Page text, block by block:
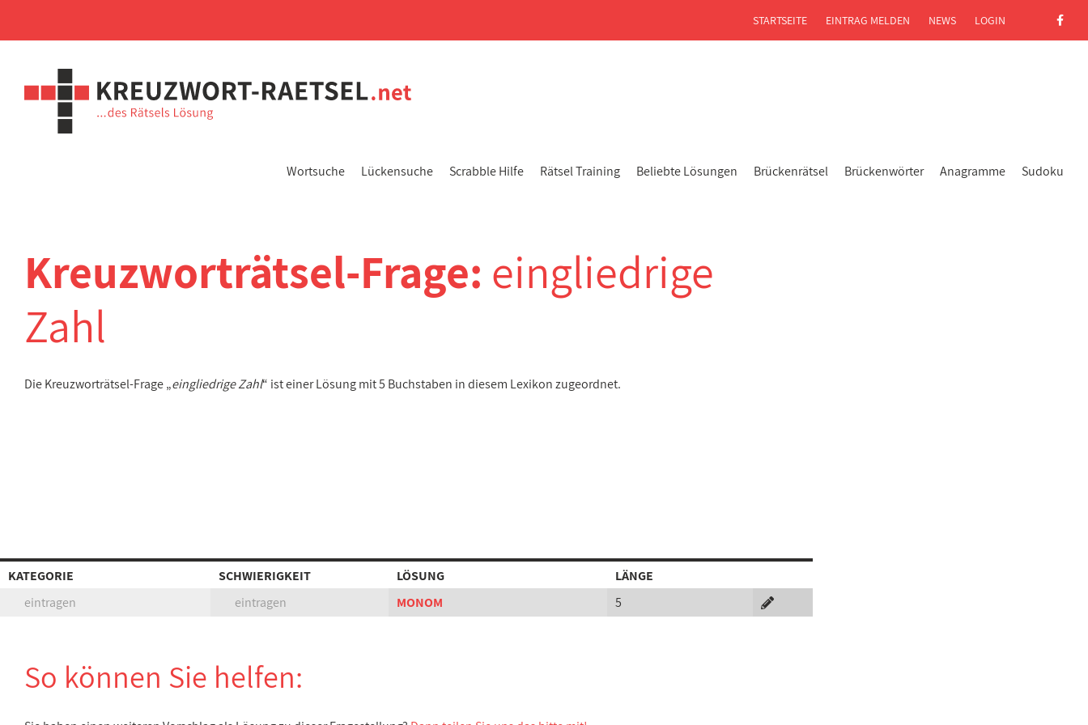
Wortsuche Lückensuche Scrabble Hilfe Rätsel Training Beliebte Lösungen Brückenrätsel Brückenwörter Anagramme Sudoku
STARTSEITE EINTRAG MELDEN NEWS LOGIN
Kreuzworträtsel-Frage: eingliedrige
Zahl
Die Kreuzworträtsel-Frage „eingliedrige Zahl“ ist einer Lösung mit 5 Buchstaben in diesem Lexikon zugeordnet.
KATEGORIE SCHWIERIGKEIT LÖSUNG
LÄNGE
eintragen
eintragen MONOM 5
So können Sie helfen: